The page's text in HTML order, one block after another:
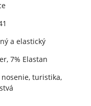
a elastický
7% Elastan
turistika,